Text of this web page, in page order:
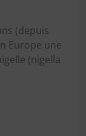
(depuis
Europe une
(nigella